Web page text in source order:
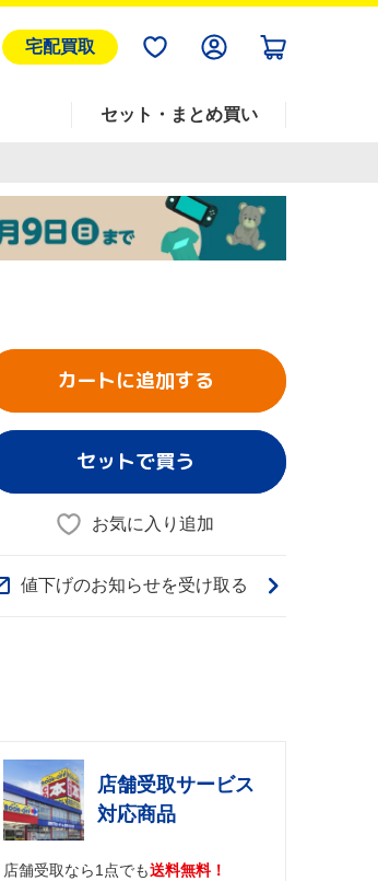
宅配買取
セット・まとめ買い
カートに追加する
セットで買う
お気に入り追加
値下げのお知らせを受け取る
店舗受取サービス
対応商品
店舗受取なら1点でも送料無料！